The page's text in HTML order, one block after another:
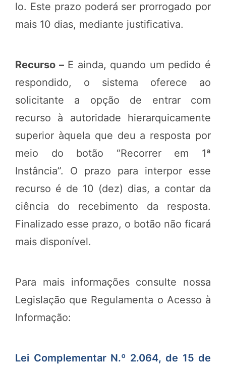
lo. Este prazo poderá ser prorrogado por
mais 10 dias, mediante justificativa.
Recurso –E ainda, quando um pedido é
respondido, o sistema oferece ao
solicitante a opção de entrar com
recurso à autoridade hierarquicamente
superior àquela que deu a resposta por
meio do botão “Recorrer em 1ª
Instância”. O prazo para interpor esse
recurso é de 10 (dez) dias, a contar da
ciência do recebimento da resposta.
Finalizado esse prazo, o botão não ficará
mais disponível.
Para mais informações consulte nossa
Legislação que Regulamenta o Acesso à
Informação:
Lei Complementar N.º 2.064, de 15 de